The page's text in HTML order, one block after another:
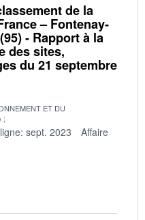
de la
– Fontenay-
- Rapport à la
des sites,
du 21 septembre
ET DU
sept. 2023
Affaire